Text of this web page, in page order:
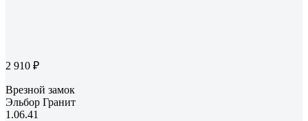
2 910 ₽
Врезной замок
Эльбор Гранит
1.06.41